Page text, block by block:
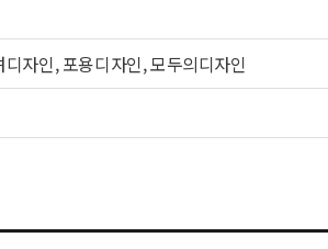
자인, 포용디자인, 모두의디자인